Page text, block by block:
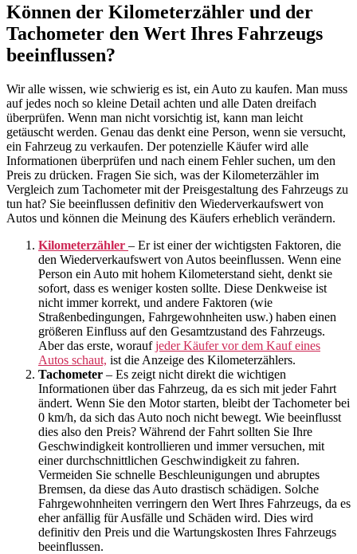
Können der Kilometerzähler und der
Tachometer den Wert Ihres Fahrzeugs
beeinflussen?
Wir alle wissen, wie schwierig es ist, ein Auto zu kaufen. Man muss
auf jedes noch so kleine Detail achten und alle Daten dreifach
überprüfen. Wenn man nicht vorsichtig ist, kann man leicht
getäuscht werden. Genau das denkt eine Person, wenn sie versucht,
ein Fahrzeug zu verkaufen. Der potenzielle Käufer wird alle
Informationen überprüfen und nach einem Fehler suchen, um den
Preis zu drücken. Fragen Sie sich, was der Kilometerzähler im
Vergleich zum Tachometer mit der Preisgestaltung des Fahrzeugs zu
tun hat? Sie beeinflussen definitiv den Wiederverkaufswert von
Autos und können die Meinung des Käufers erheblich verändern.
Kilometerzähler – Er ist einer der wichtigsten Faktoren, die
den Wiederverkaufswert von Autos beeinflussen. Wenn eine
Person ein Auto mit hohem Kilometerstand sieht, denkt sie
sofort, dass es weniger kosten sollte. Diese Denkweise ist
nicht immer korrekt, und andere Faktoren (wie
Straßenbedingungen, Fahrgewohnheiten usw.) haben einen
größeren Einfluss auf den Gesamtzustand des Fahrzeugs.
Aber das erste, woraufjeder Käufer vor dem Kauf eines
Autos schaut, ist die Anzeige des Kilometerzählers.
Tachometer – Es zeigt nicht direkt die wichtigen
Informationen über das Fahrzeug, da es sich mit jeder Fahrt
ändert. Wenn Sie den Motor starten, bleibt der Tachometer bei
0 km/h, da sich das Auto noch nicht bewegt. Wie beeinflusst
dies also den Preis? Während der Fahrt sollten Sie Ihre
Geschwindigkeit kontrollieren und immer versuchen, mit
einer durchschnittlichen Geschwindigkeit zu fahren.
Vermeiden Sie schnelle Beschleunigungen und abruptes
Bremsen, da diese das Auto drastisch schädigen. Solche
Fahrgewohnheiten verringern den Wert Ihres Fahrzeugs, da es
eher anfällig für Ausfälle und Schäden wird. Dies wird
definitiv den Preis und die Wartungskosten Ihres Fahrzeugs
beeinflussen.